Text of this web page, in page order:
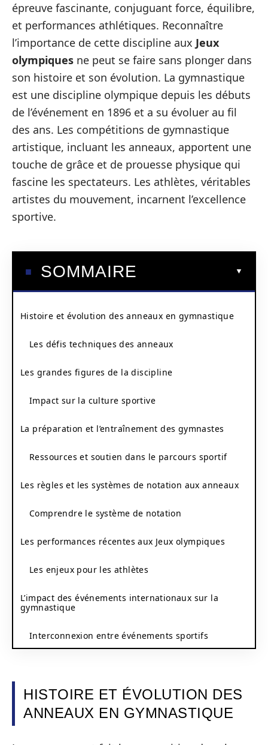
épreuve fascinante, conjuguant force, équilibre,
et performances athlétiques. Reconnaître
l’importance de cette discipline aux Jeux
olympiques ne peut se faire sans plonger dans
son histoire et son évolution. La gymnastique
est une discipline olympique depuis les débuts
de l’événement en 1896 et a su évoluer au fil
des ans. Les compétitions de gymnastique
artistique, incluant les anneaux, apportent une
touche de grâce et de prouesse physique qui
fascine les spectateurs. Les athlètes, véritables
artistes du mouvement, incarnent l’excellence
sportive.
SOMMAIRE
Histoire et évolution des anneaux en gymnastique
Les défis techniques des anneaux
Les grandes figures de la discipline
Impact sur la culture sportive
La préparation et l’entraînement des gymnastes
Ressources et soutien dans le parcours sportif
Les règles et les systèmes de notation aux anneaux
Comprendre le système de notation
Les performances récentes aux Jeux olympiques
Les enjeux pour les athlètes
L’impact des événements internationaux sur la
gymnastique
Interconnexion entre événements sportifs
HISTOIRE ET ÉVOLUTION DES
ANNEAUX EN GYMNASTIQUE